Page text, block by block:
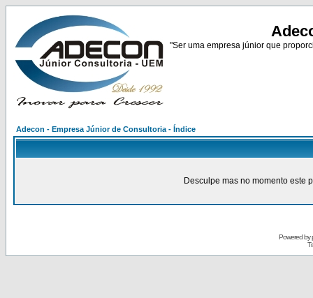
"Ser uma empresa júnior que
Adecon - Empresa Júnior de Consultoria - Índice
Desculpe mas no momento este
Powered by